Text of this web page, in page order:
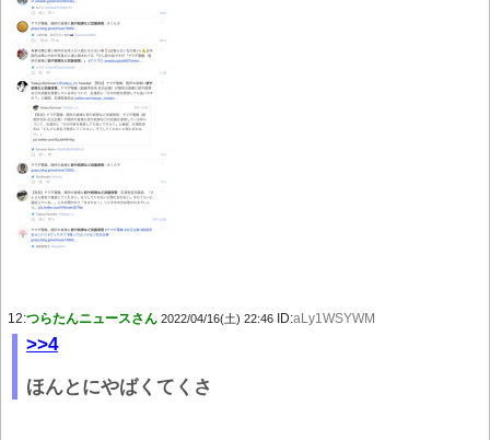
12:つらたんニュースさん 2022/04/16(土) 22:46 ID:aLy1WSYWM
>>4
ほんとにやばくてくさ